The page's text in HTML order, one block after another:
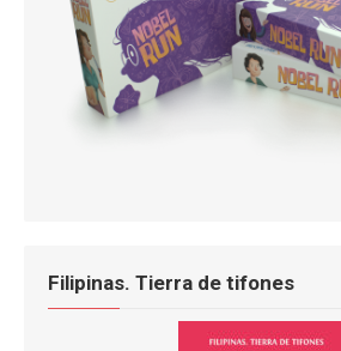
Filipinas. Tierra de tifones